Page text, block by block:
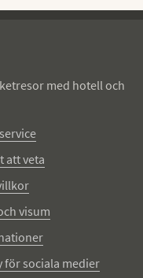
med hotell och
att veta
visum
för sociala medier